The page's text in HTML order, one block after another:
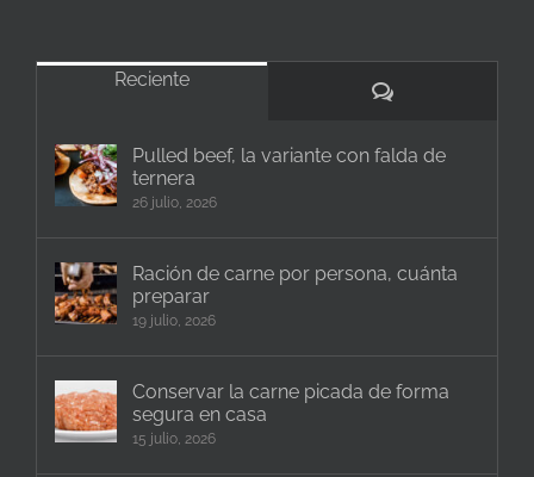
Reciente
Comentarios
Pulled beef, la variante con falda de
ternera
26 julio, 2026
Ración de carne por persona, cuánta
preparar
19 julio, 2026
Conservar la carne picada de forma
segura en casa
15 julio, 2026